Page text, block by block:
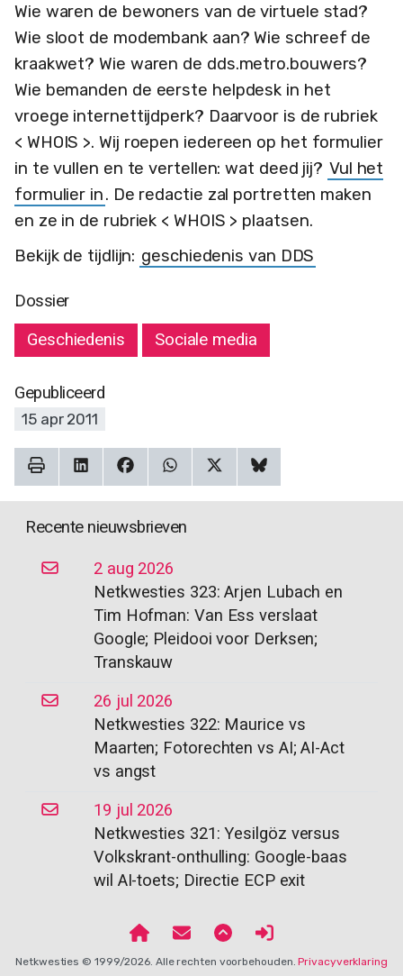
Wie waren de bewoners van de virtuele stad?
Wie sloot de modembank aan? Wie schreef de
kraakwet? Wie waren de dds.metro.bouwers?
Wie bemanden de eerste helpdesk in het
vroege internettijdperk? Daarvoor is de rubriek
< WHOIS >. Wij roepen iedereen op het formulier
in te vullen en te vertellen: wat deed jij? Vul het
formulier in. De redactie zal portretten maken
en ze in de rubriek < WHOIS > plaatsen.
Bekijk de tijdlijn: geschiedenis van DDS
Dossier
Geschiedenis
Sociale media
Gepubliceerd
15 apr 2011
Recente nieuwsbrieven
2 aug 2026
Netkwesties 323: Arjen Lubach en
Tim Hofman: Van Ess verslaat
Google; Pleidooi voor Derksen;
Transkauw
26 jul 2026
Netkwesties 322: Maurice vs
Maarten; Fotorechten vs AI; AI-Act
vs angst
19 jul 2026
Netkwesties 321: Yesilgöz versus
Volkskrant-onthulling: Google-baas
wil AI-toets; Directie ECP exit
Netkwesties © 1999/2026. Alle rechten voorbehouden.Privacyverklaring